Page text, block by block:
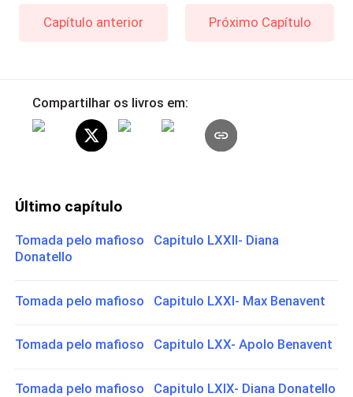
Capítulo anterior Próximo Capítulo
Compartilhar os livros em:
Último capítulo
Tomada pelo mafioso Capitulo LXXII- Diana
Donatello
Tomada pelo mafioso Capitulo LXXI- Max Benavent
Tomada pelo mafioso Capitulo LXX- Apolo Benavent
Tomada pelo mafioso Capitulo LXIX- Diana Donatello